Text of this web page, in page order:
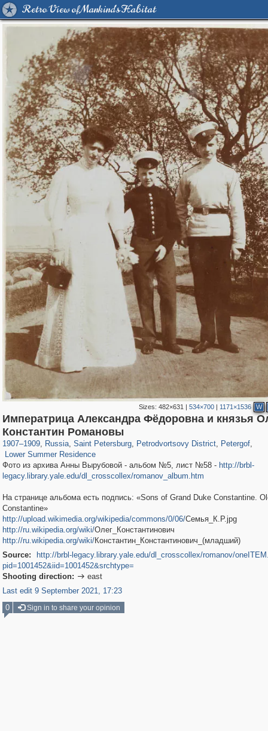
Retro View of Mankind's Habitat
Sizes:482×631 |534×700 | 1171×1536 W
Императрица Александра Фёдоровна и князья
Константин Романовы
1907–1909, Russia
1,407,206 29,248
, Saint Petersburg
197,232 5,714
, Petrodvortsovy District, Petergof,
Lower Summer Residence
149
Фото из архива Анны Вырубовой - альбом №5, лист №58 - http://brbl-
legacy.library.yale.edu/dl_crosscollex/romanov_album.htm
На странице альбома есть подпись: «Sons of Grand Duke Constantine.
Constantine»
http://upload.wikimedia.org/wikipedia/commons/0/06/Семья_К.Р.jpg
http://ru.wikipedia.org/wiki/Олег_Константинович
http://ru.wikipedia.org/wiki/Константин_Константинович_(младший)
Source:
http://brbl-legacy.library.yale.edu/dl_crosscollex/romanov/
pid=1001452&iid=1001452&srchtype=
Shooting direction:  east
Last edit 9 September 2021, 17:23
0
Sign in to share your opinion